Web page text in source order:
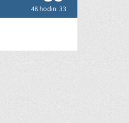
48 hodin: 33